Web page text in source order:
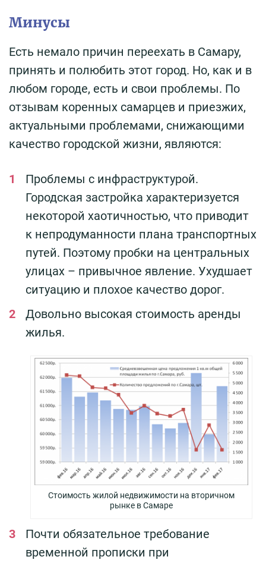
Минусы
Есть немало причин переехать в Самару,
принять и полюбить этот город. Но, как и в
любом городе, есть и свои проблемы. По
отзывам коренных самарцев и приезжих,
актуальными проблемами, снижающими
качество городской жизни, являются:
Проблемы с инфраструктурой.
Городская застройка характеризуется
некоторой хаотичностью, что приводит
к непродуманности плана транспортных
путей. Поэтому пробки на центральных
улицах – привычное явление. Ухудшает
ситуацию и плохое качество дорог.
Довольно высокая стоимость аренды
жилья.
Стоимость жилой недвижимости на вторичном
рынке в Самаре
Почти обязательное требование
временной прописки при